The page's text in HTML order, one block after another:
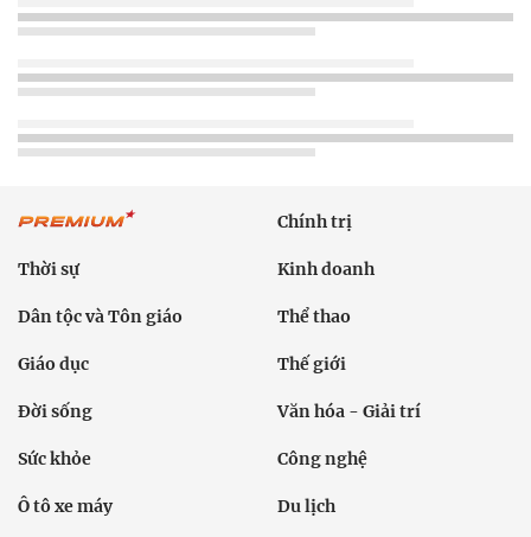
Chính trị
Thời sự Kinh doanh
Dân tộc và Tôn giáo Thể thao
Giáo dục Thế giới
Đời sống Văn hóa - Giải trí
Sức khỏe Công nghệ
Ô tô xe máy Du lịch